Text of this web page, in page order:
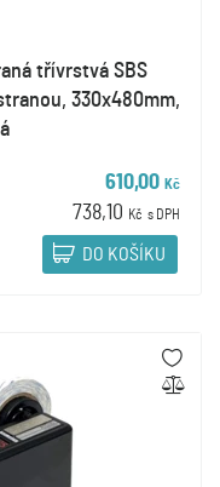
třívrstvá SBS
330x480mm,
610,00 Kč
738,10 Kč s DPH
DO KOŠÍKU